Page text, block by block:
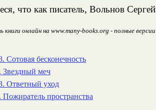
что как писатель, Вольнов Сергей
онлайн на www.many-books.org - полные версии
бесконечность
Звездный меч
Ответный уход
пространства